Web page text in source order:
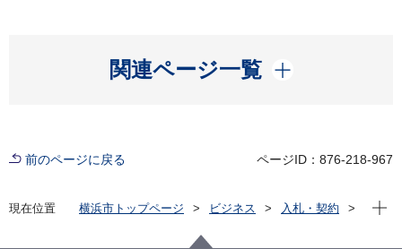
関連ページ一覧
開く
前のページに戻る ページID：876-218-967
現在位置 横浜市トップページ ビジネス
入札・契約
現在